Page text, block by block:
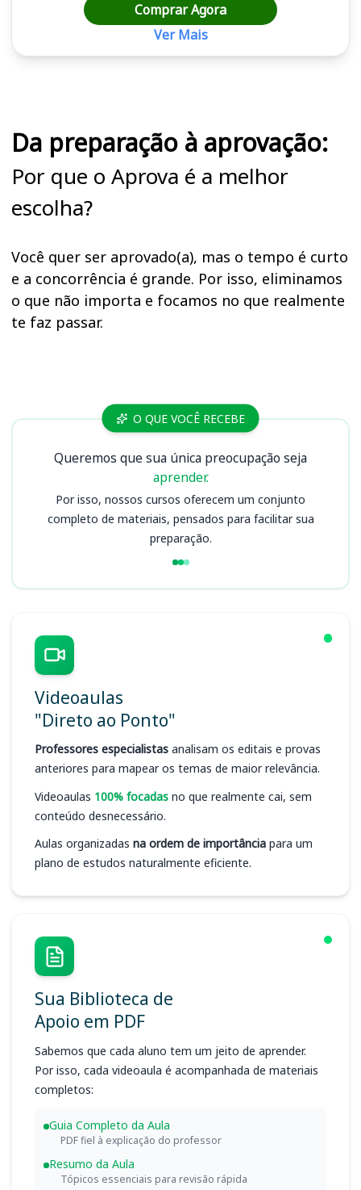
Comprar Agora
Ver Mais
Da preparação à aprovação:
Por que o Aprova é a melhor
escolha?
Você quer ser aprovado(a), mas o tempo é curto
e a concorrência é grande. Por isso, eliminamos
o que não importa e focamos no que realmente
te faz passar.
Cursos CIS AmoscO QUE VOCÊ RECEBE
Queremos que sua única preocupação seja
aprender.
Por isso, nossos cursos oferecem um conjunto
completo de materiais, pensados para facilitar sua
preparação.
Videoaulas
"Direto ao Ponto"
Professores especialistas analisam os editais e provas
anteriores para mapear os temas de maior relevância.
Videoaulas 100% focadas no que realmente cai, sem
conteúdo desnecessário.
Aulas organizadas na ordem de importância para um
plano de estudos naturalmente eficiente.
Sua Biblioteca de
Apoio em PDF
Sabemos que cada aluno tem um jeito de aprender.
Por isso, cada videoaula é acompanhada de materiais
completos:
Guia Completo da Aula
PDF fiel à explicação do professor
Resumo da Aula
Tópicos essenciais para revisão rápida